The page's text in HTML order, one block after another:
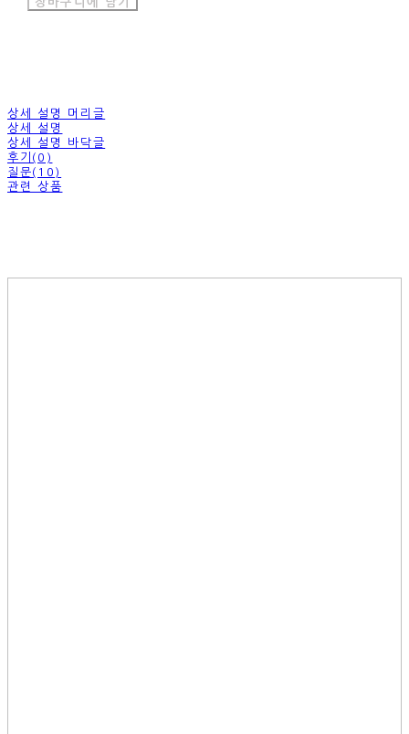
장바구니에 담기
상세 설명 머리글
상세 설명
상세 설명 바닥글
후기(0)
질문(10)
관련 상품